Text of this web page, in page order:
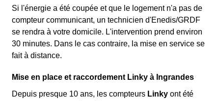
Si l'énergie a été coupée et que le logement n'a pas de
compteur communicant, un technicien d'Enedis/GRDF
se rendra à votre domicile. L'intervention prend environ
30 minutes. Dans le cas contraire, la mise en service se
fait à distance.
Mise en place et raccordement Linky à Ingrandes
Depuis presque 10 ans, les compteurs Linky ont été